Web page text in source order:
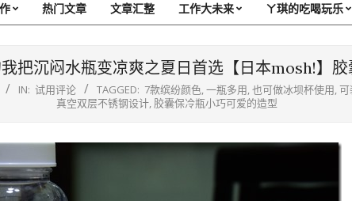
热门文章 文章汇整 工作大未来 ㄚ琪的吃喝玩乐
把沉闷水瓶变凉爽之夏日首选【日本mosh!】
IN: 试用评论 TAGGED: 7款缤纷颜色,一瓶多用,也可做冰坝杯使用,可
真空双层不锈钢设计, 胶囊保冷瓶小巧可爱的造型